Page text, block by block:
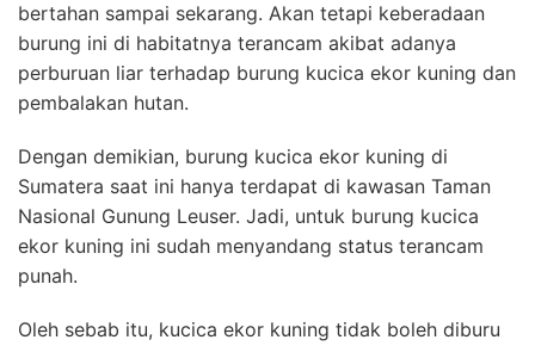
bertahan sampai sekarang. Akan tetapi keberadaan
burung ini di habitatnya terancam akibat adanya
perburuan liar terhadap burung kucica ekor kuning dan
pembalakan hutan.
Dengan demikian, burung kucica ekor kuning di
Sumatera saat ini hanya terdapat di kawasan Taman
Nasional Gunung Leuser. Jadi, untuk burung kucica
ekor kuning ini sudah menyandang status terancam
punah.
Oleh sebab itu, kucica ekor kuning tidak boleh diburu